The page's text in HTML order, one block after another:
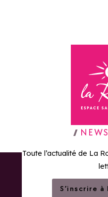
Toute l’actualité de La
S’inscrire